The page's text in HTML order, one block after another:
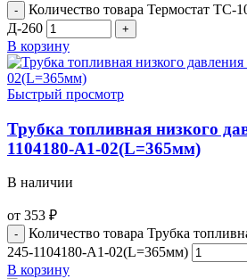
Количество товара Термостат ТС-
Д-260
В корзину
Быстрый просмотр
Трубка топливная низкого
1104180-А1-02(L=365мм)
В наличии
от 353 ₽
Количество товара Трубка
245-1104180-А1-02(L=365мм)
В корзину